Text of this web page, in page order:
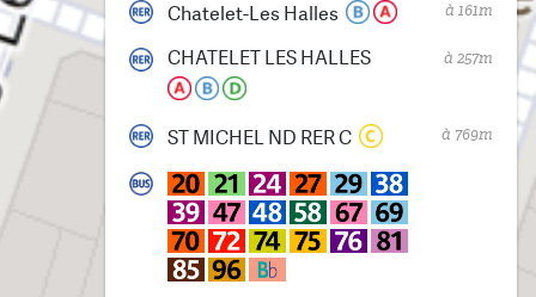
Chatelet-Les Halles à 161m
CHATELET LES HALLES à 257m
ST MICHEL ND RER C à 769m